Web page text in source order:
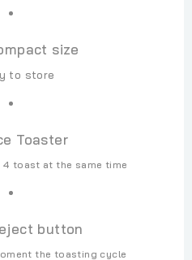
size
to store
Toaster
toast at the same time
button
the toasting cycle